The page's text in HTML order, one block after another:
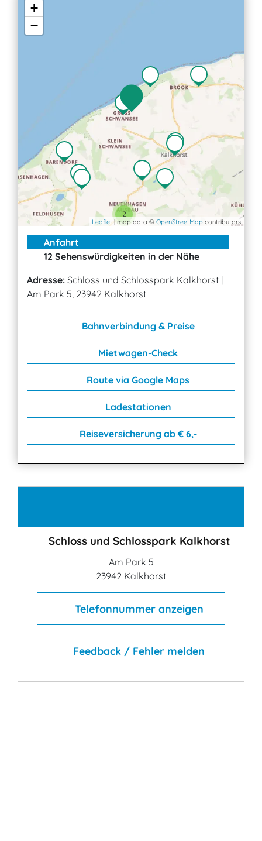
2
+
−
Leaflet | map data © OpenStreetMap contributors
Anfahrt
12 Sehenswürdigkeiten in der Nähe
Adresse: Schloss und Schlosspark Kalkhorst |
Am Park 5, 23942 Kalkhorst
Bahnverbindung & Preise
Mietwagen-Check
Route via Google Maps
Ladestationen
Reiseversicherung ab € 6,-
Schloss und Schlosspark Kalkhorst
Am Park 5
23942 Kalkhorst
Telefonnummer anzeigen
Feedback / Fehler melden